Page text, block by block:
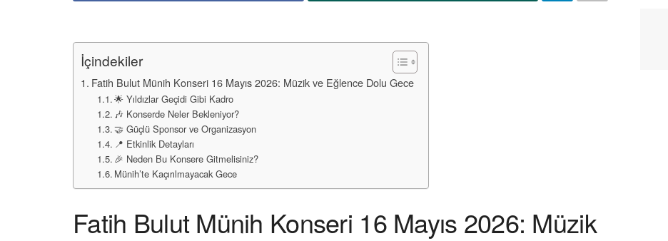
İçindekiler
Fatih Bulut Münih Konseri 16 Mayıs 2026: Müzik ve Eğlence Dolu Gece
🌟 Yıldızlar Geçidi Gibi Kadro
🎶 Konserde Neler Bekleniyor?
🤝 Güçlü Sponsor ve Organizasyon
📍 Etkinlik Detayları
🎉 Neden Bu Konsere Gitmelisiniz?
Münih’te Kaçırılmayacak Gece
Fatih Bulut Münih Konseri 16 Mayıs 2026: Müzik